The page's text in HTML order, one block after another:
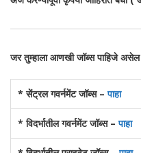
जर तुम्हाला आणखी जॉब्स पाहिजे
* सेंट्रल गवर्नमेंट जॉब्स –पाहा
* विदर्भातील गवर्नमेंट जॉब्स –पाहा